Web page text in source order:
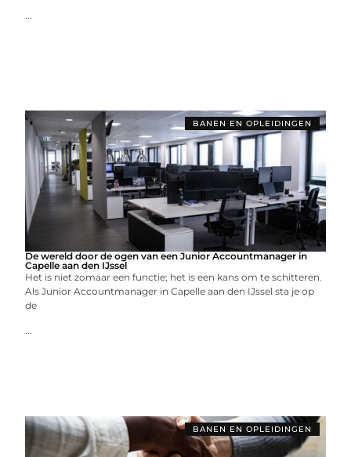
...
BANEN EN OPLEIDINGEN
De wereld door de ogen van een Junior Accountmanager in
Capelle aan den IJssel
Het is niet zomaar een functie; het is een kans om te schitteren.
Als Junior Accountmanager in Capelle aan den IJssel sta je op
de
...
BANEN EN OPLEIDINGEN